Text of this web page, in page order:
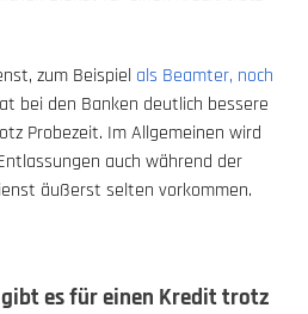
zum Beispiel als Beamter, noch
bei den Banken deutlich bessere
Probezeit. Im Allgemeinen wird
auch während der
äußerst selten vorkommen.
es für einen Kredit trotz